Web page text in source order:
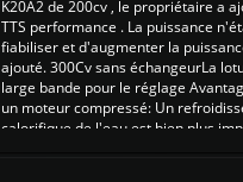
K20A2 de 200cv , le propriétaire a
TTS performance . La puissance
fiabiliser et d'augmenter la
ajouté. 300Cv sans échangeurLa
large bande pour le réglage
un moteur compressé: Un
calorifique de l'eau est bien plus